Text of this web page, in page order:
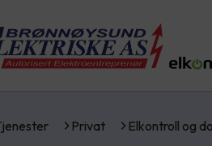
Privat Elkontroll og